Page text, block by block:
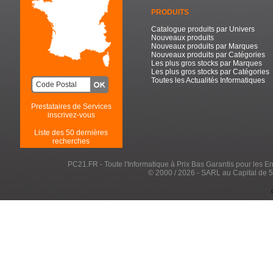
Prestataires de Services
inscrivez-vous
Liste des 50 dernières
recherches
PRODUITS
Catalogue produits par Univers
Nouveaux produits
Nouveaux produits par Marques
Nouveaux produits par Catégories
Les plus gros stocks par Marques
Les plus gros stocks par Catégories
Toutes les Actualités Informatiques
PC21.FR - Toute l'Informatique à Prix Bas Garantis pour les
© 2000 / 2026 - SARL au Capital de